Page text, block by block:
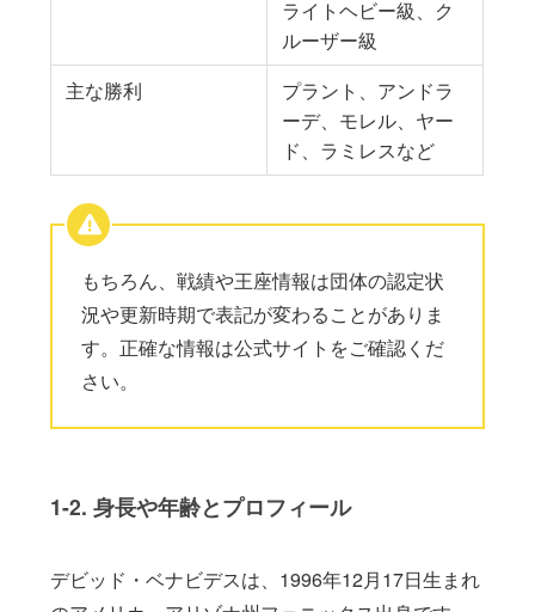
ライトヘビー級、ク
ルーザー級
主な勝利
プラント、アンドラ
ーデ、モレル、ヤー
ド、ラミレスなど
もちろん、戦績や王座情報は団体の認定状
況や更新時期で表記が変わることがありま
す。正確な情報は公式サイトをご確認くだ
さい。
1-2. 身長や年齢とプロフィール
デビッド・ベナビデスは、1996年12月17日生まれ